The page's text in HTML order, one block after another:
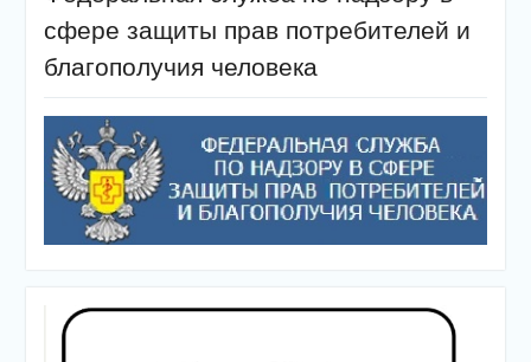
сфере защиты прав потребителей и
благополучия человека